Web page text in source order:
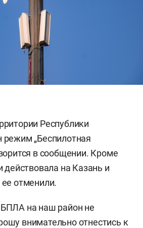
Республики
режим „Беспилотная
в сообщении. Кроме
действовала на Казань и
отменили.
на наш район не
внимательно отнестись к